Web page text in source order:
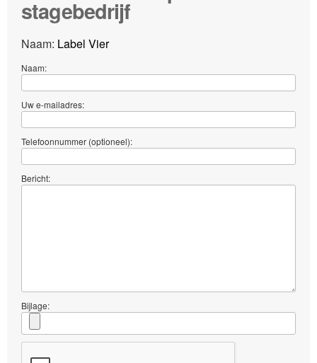
stagebedrijf
Naam: Label Vier
Naam:
Uw e-mailadres:
Telefoonnummer (optioneel):
Bericht:
Bijlage: